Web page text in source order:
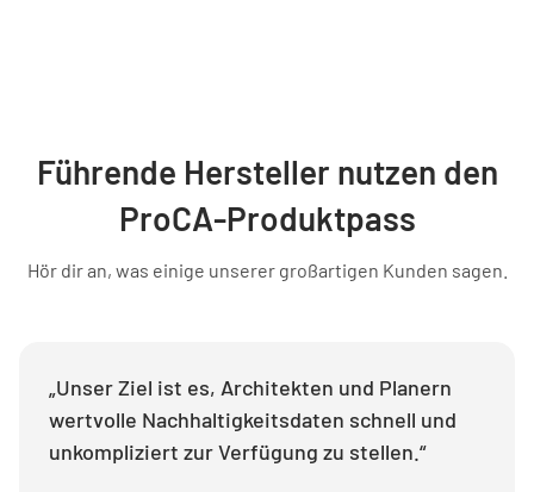
Führende Hersteller nutzen den
ProCA-Produktpass
Hör dir an, was einige unserer großartigen Kunden sagen.
„Unser Ziel ist es, Architekten und Planern
wertvolle Nachhaltigkeitsdaten schnell und
unkompliziert zur Verfügung zu stellen.“